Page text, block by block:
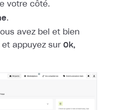
votre côté.
.
avez bel et bien
appuyez sur Ok,